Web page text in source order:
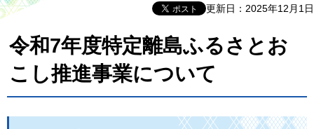
更新日：2025年12月1日
令和7年度特定離島ふるさとお
こし推進事業について